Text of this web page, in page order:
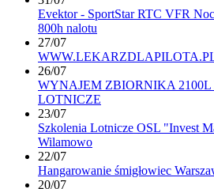
Evektor - SportStar RTC VFR
800h nalotu
27/07
26/07
WYNAJEM ZBIORNIKA 2100L
LOTNICZE
23/07
Szkolenia Lotnicze OSL "Invest
Wilamowo
22/07
Hangarowanie śmigłowiec
20/07